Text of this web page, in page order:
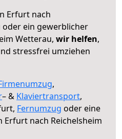
Erfurt nach
oder ein gewerblicher
Wetterau, wir helfen,
stressfrei umziehen
,
– & Klaviertransport,
Fernumzug oder eine
Erfurt nach Reichelsheim